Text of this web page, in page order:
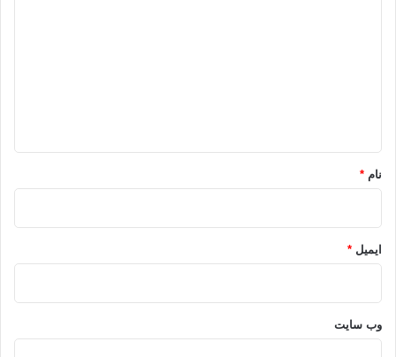
نام *
ایمیل *
وب‌ سایت